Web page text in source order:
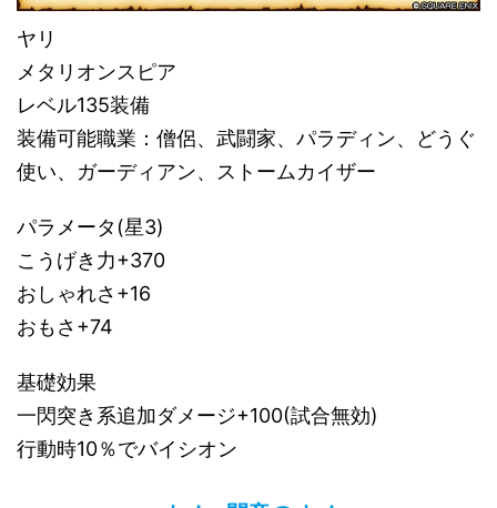
ヤリ
メタリオンスピア
レベル135装備
装備可能職業：僧侶、武闘家、パラディン、どうぐ
使い、ガーディアン、ストームカイザー
パラメータ(星3)
こうげき力+370
おしゃれさ+16
おもさ+74
基礎効果
一閃突き系追加ダメージ+100(試合無効)
行動時10％でバイシオン